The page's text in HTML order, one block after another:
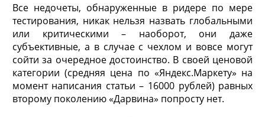
Все недочеты, обнаруженные в ридере по мере
тестирования, никак нельзя назвать глобальными
или критическими – наоборот, они даже
субъективные, а в случае с чехлом и вовсе могут
сойти за очередное достоинство. В своей ценовой
категории (средняя цена по «Яндекс.Маркету» на
момент написания статьи – 16000 рублей) равных
второму поколению «Дарвина» попросту нет.